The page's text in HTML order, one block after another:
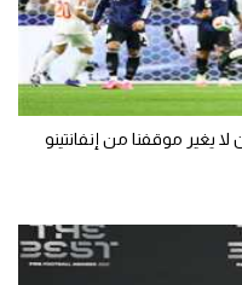
يغير موقفنا من إنفانتينو